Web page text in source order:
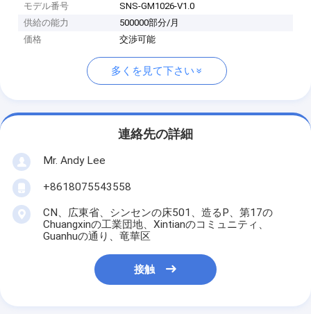
モデル番号
SNS-GM1026-V1.0
供給の能力
500000部分/月
価格
交渉可能
多くを見て下さい
連絡先の詳細
Mr. Andy Lee
+8618075543558
CN、広東省、シンセンの床501、造るP、第17の
Chuangxinの工業団地、Xintianのコミュニティ、
Guanhuの通り、竜華区
接触